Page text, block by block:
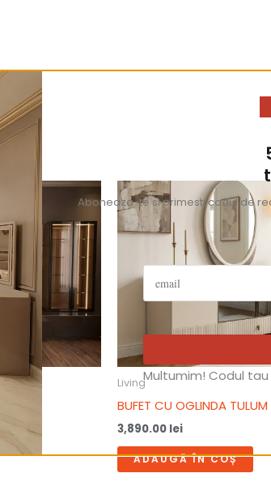
Living
BUFET CU OGLINDA TULUM
3,890.00 lei
ADAUGĂ ÎN COȘ
Aboneaza-te si primesti codul de
Multumim! Codul